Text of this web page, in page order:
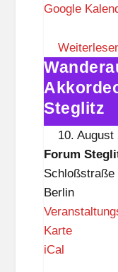
u
S
t
e
g
l
i
t
z
Google
„600
Akkordeons"
im
Forum
Steglitz
Steglitz
10. August
Forum
Schloßstraße
Berlin
KarteF
iCal